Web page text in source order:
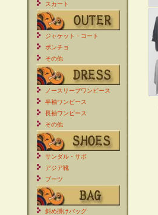
スカート
ジャケット・コート
ポンチョ
その他
ノースリーブワンピース
半袖ワンピース
長袖ワンピース
その他
サンダル・サボ
アジア靴
ブーツ
斜め掛けバッグ